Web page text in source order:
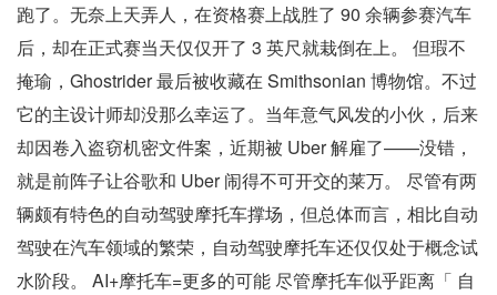
跑了。无奈上天弄人，在资格赛上战胜了 90 余辆参赛汽车
后，却在正式赛当天仅仅开了 3 英尺就栽倒在上。 但瑕不
掩瑜，Ghostrider 最后被收藏在 Smithsonian 博物馆。不过
它的主设计师却没那么幸运了。当年意气风发的小伙，后来
却因卷入盗窃机密文件案，近期被 Uber 解雇了——没错，
就是前阵子让谷歌和 Uber 闹得不可开交的莱万。 尽管有两
辆颇有特色的自动驾驶摩托车撑场，但总体而言，相比自动
驾驶在汽车领域的繁荣，自动驾驶摩托车还仅仅处于概念试
水阶段。 AI+摩托车=更多的可能 尽管摩托车似乎距离「 自